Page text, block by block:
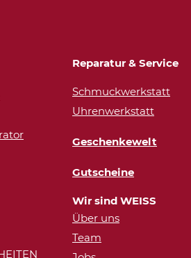
Reparatur & Service
Schmuckwerkstatt
Uhrenwerkstatt
Geschenkewelt
Gutscheine
Wir sind WEISS
Über uns
Team